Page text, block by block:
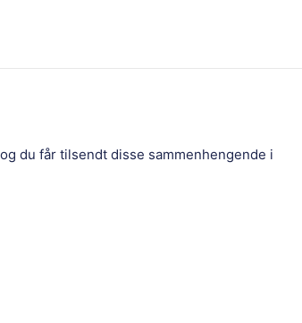
du får tilsendt disse sammenhengende i